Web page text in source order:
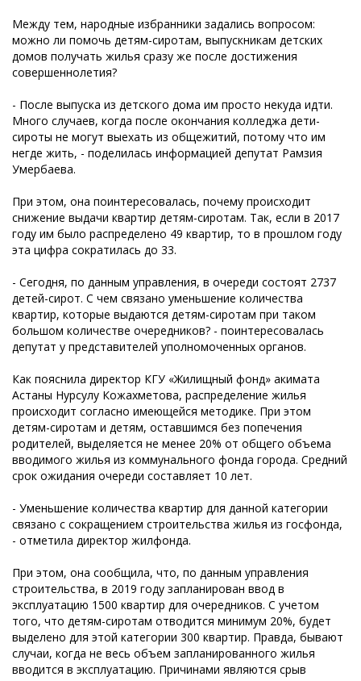
Между тем, народные избранники задались вопросом:
можно ли помочь детям-сиротам, выпускникам детских
домов получать жилья сразу же после достижения
совершеннолетия?
- После выпуска из детского дома им просто некуда идти.
Много случаев, когда после окончания колледжа дети-
сироты не могут выехать из общежитий, потому что им
негде жить, - поделилась информацией депутат Рамзия
Умербаева.
При этом, она поинтересовалась, почему происходит
снижение выдачи квартир детям-сиротам. Так, если в 2017
году им было распределено 49 квартир, то в прошлом году
эта цифра сократилась до 33.
- Сегодня, по данным управления, в очереди состоят 2737
детей-сирот. С чем связано уменьшение количества
квартир, которые выдаются детям-сиротам при таком
большом количестве очередников? - поинтересовалась
депутат у представителей уполномоченных органов.
Как пояснила директор КГУ «Жилищный фонд» акимата
Астаны Нурсулу Кожахметова, распределение жилья
происходит согласно имеющейся методике. При этом
детям-сиротам и детям, оставшимся без попечения
родителей, выделяется не менее 20% от общего объема
вводимого жилья из коммунального фонда города. Средний
срок ожидания очереди составляет 10 лет.
- Уменьшение количества квартир для данной категории
связано с сокращением строительства жилья из госфонда,
- отметила директор жилфонда.
При этом, она сообщила, что, по данным управления
строительства, в 2019 году запланирован ввод в
эксплуатацию 1500 квартир для очередников. С учетом
того, что детям-сиротам отводится минимум 20%, будет
выделено для этой категории 300 квартир. Правда, бывают
случаи, когда не весь объем запланированного жилья
вводится в эксплуатацию. Причинами являются срыв